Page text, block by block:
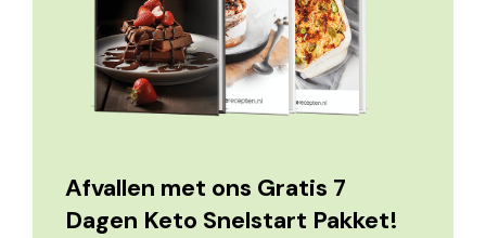
Afvallen met ons Gratis 7
Dagen Keto Snelstart Pakket!